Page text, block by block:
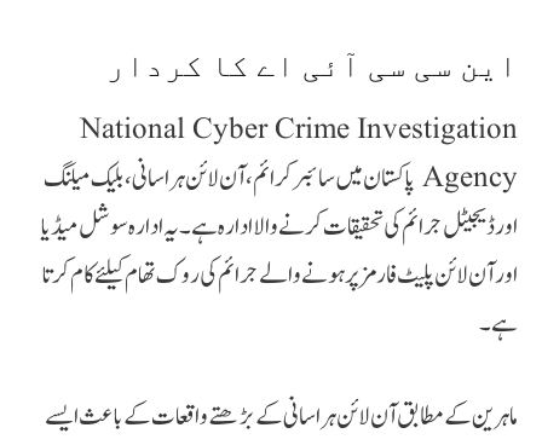
این سی سی آئی اے کا کردار
National Cyber Crime Investigation
Agency پاکستان میں سائبر کرائم، آن لائن ہراسانی، بلیک میلنگ
اور ڈیجیٹل جرائم کی تحقیقات کرنے والا ادارہ ہے۔ یہ ادارہ سوشل میڈیا
اور آن لائن پلیٹ فارمز پر ہونے والے جرائم کی روک تھام کیلئے کام کرتا
ہے۔
ماہرین کے مطابق آن لائن ہراسانی کے بڑھتے واقعات کے باعث ایسے